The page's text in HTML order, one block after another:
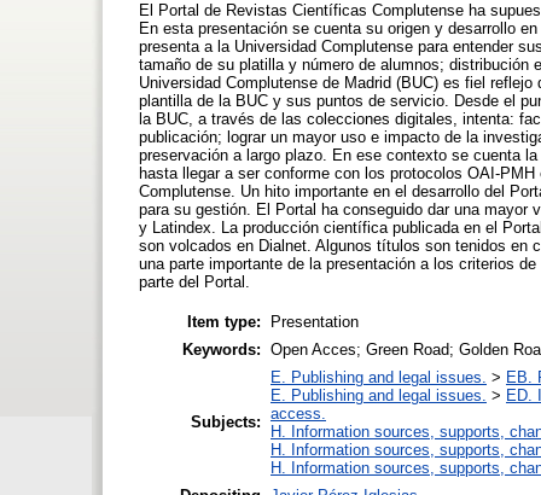
El Portal de Revistas Científicas Complutense ha
En esta presentación se cuenta su origen y desarrollo
presenta a la Universidad Complutense para entender
tamaño de su platilla y número de alumnos;
Universidad Complutense de Madrid (BUC) es fiel
plantilla de la BUC y sus puntos de servicio. Desde el
la BUC, a través de las colecciones digitales, intenta:
publicación; lograr un mayor uso e impacto de la
preservación a largo plazo. En ese contexto se cuenta
hasta llegar a ser conforme con los protocolos OAI-
Complutense. Un hito importante en el desarrollo del
para su gestión. El Portal ha conseguido dar una
y Latindex. La producción científica publicada en el
son volcados en Dialnet. Algunos títulos son tenidos en
una parte importante de la presentación a los criterios
parte del Portal.
Item type:
Presentation
Keywords: Open Acces; Green Road; Golden
Subjects:
E. Publishing and legal issues. > EB.
E. Publishing and legal issues. > ED.
access.
H. Information sources, supports,
H. Information sources, supports,
H. Information sources, supports,